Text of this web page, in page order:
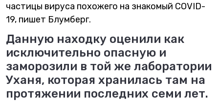
частицы вируса похожего на знакомый COVID-
19, пишет Блумберг.
Данную находку оценили как
исключительно опасную и
заморозили в той же лаборатории
Уханя, которая хранилась там на
протяжении последних семи лет.